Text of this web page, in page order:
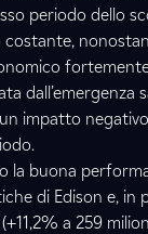
periodo dello
dall’emergenza
impatto
la buona
di Edison e, in
a 259